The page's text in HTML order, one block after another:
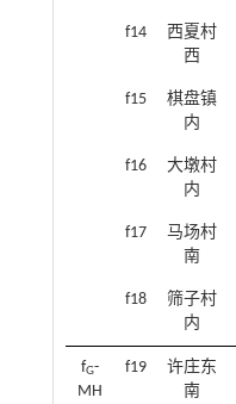
f14
西夏村
西
f15
棋盘镇
内
f16
大墩村
内
f17
马场村
南
f18
筛子村
内
fG-
MH
f19
许庄东
南